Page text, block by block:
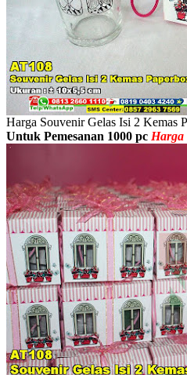
Harga Souvenir Gelas Isi 2 Kemas
Untuk Pemesanan 1000 pc Harga